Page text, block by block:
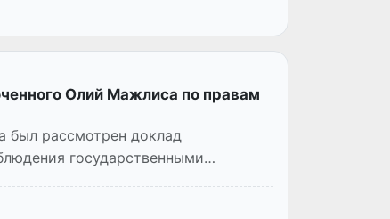
Олий Мажлиса по правам
был рассмотрен доклад
государственными